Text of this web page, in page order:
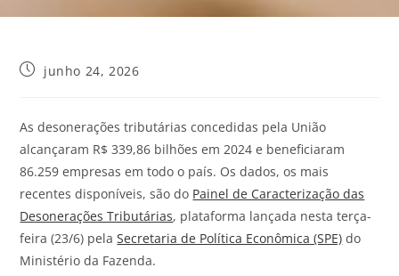
junho 24, 2026
As desonerações tributárias concedidas pela União
alcançaram R$ 339,86 bilhões em 2024 e beneficiaram
86.259 empresas em todo o país. Os dados, os mais
recentes disponíveis, são do Painel de Caracterização das
Desonerações Tributárias, plataforma lançada nesta terça-
feira (23/6) pelaSecretaria de Política Econômica (SPE) do
Ministério da Fazenda.